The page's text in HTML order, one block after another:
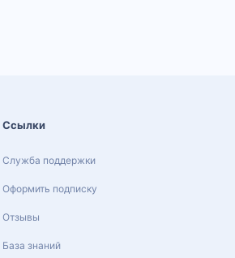
Ссылки
Служба поддержки
Оформить подписку
Отзывы
База знаний